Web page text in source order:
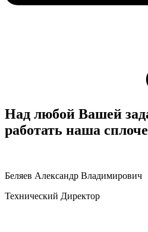
Над любой Вашей
работать наша
Беляев Александр Владимирович
Технический Директор